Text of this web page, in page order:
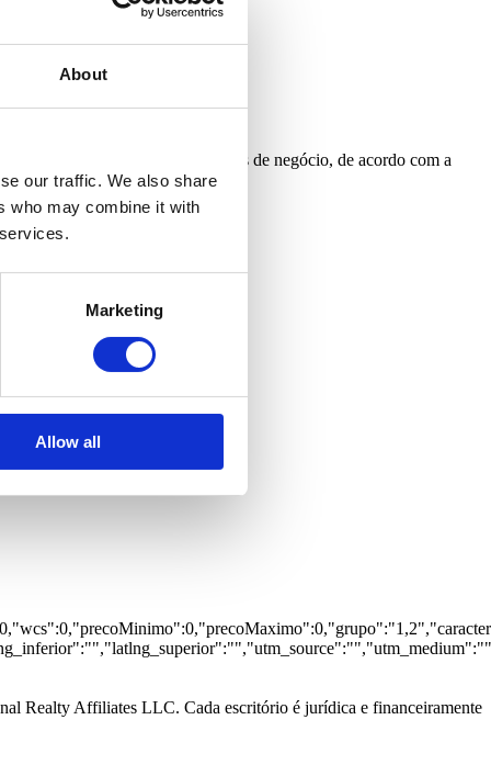
About
our traffic. We also share
who may combine it with
Marketing
Allow all
Vista Rio
o informar sobre oportunidades de negócio, de acordo com a
Realty Affiliates LLC. Cada escritório é jurídica e financeiramente